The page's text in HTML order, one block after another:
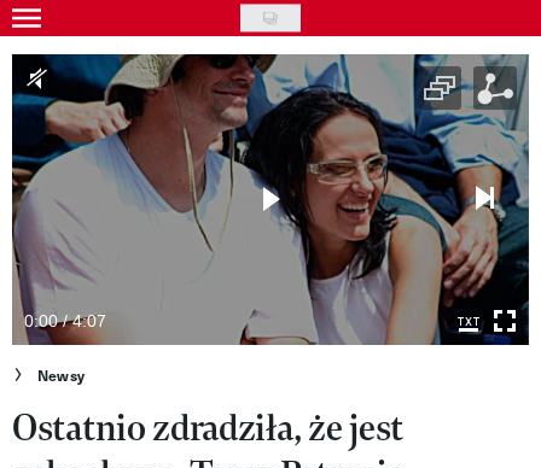
Skip
to
main
content
Gwiazdy
Ludzie
Moda
Uroda
Styl życia
Kultura
Wideo
Nasze akcje
0:00 / 4:07
Newsy
Ostatnio zdradziła, że jest